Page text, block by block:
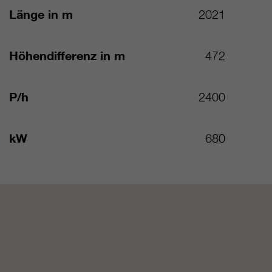
Länge in m 2021
Höhendifferenz in m 472
P/h 2400
kW 680